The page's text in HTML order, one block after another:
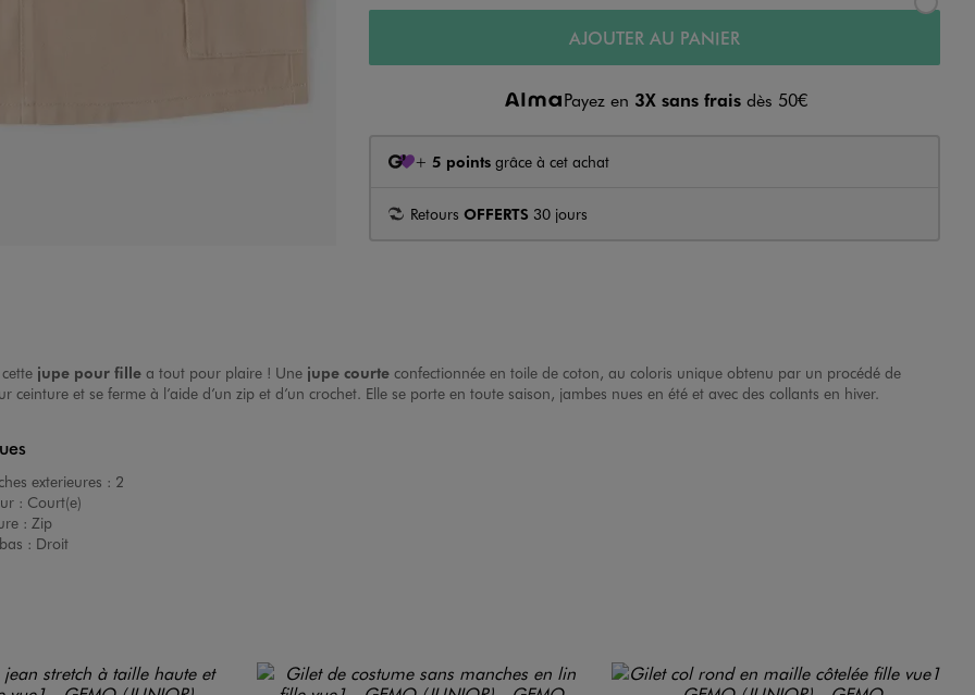
AJOUTER AU PANIER
Payez en 3X sans fraisdès 50€
+ 5 pointsgrâce à cet achat
Retours OFFERTS 30 jours
jupe pour fille a tout pour plaire ! Une jupe courte confectionnée en toile de coton, au coloris unique obtenu par un procédé de
et se ferme à l’aide d’un zip et d’un crochet. Elle se porte en toute saison, jambes nues en été et avec des collants en hiver.
exterieures : 2
: Court(e)
: Zip
: Droit